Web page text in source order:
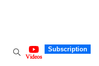
Subscription
Videos